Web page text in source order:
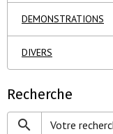
DEMONSTRATIONS
DIVERS
Recherche